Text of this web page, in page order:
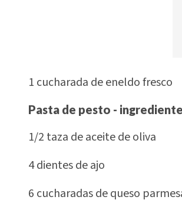
1 cucharada de eneldo fresco
Pasta de pesto -
1/2 taza de aceite de oliva
4 dientes de ajo
6 cucharadas de queso